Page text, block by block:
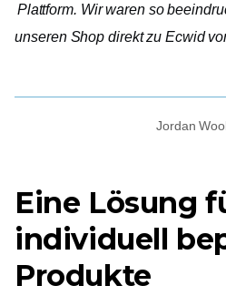
Plattform. Wir waren so
unseren Shop direkt zu Ecwid
Jordan
Eine Lösung
individuell
Produkte